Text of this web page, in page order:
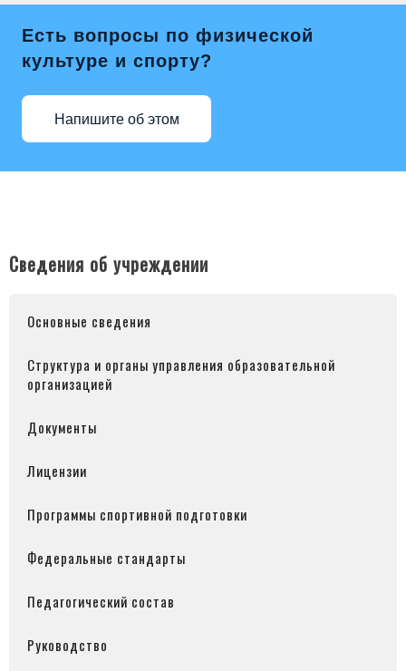
Есть вопросы по физической
культуре и спорту?
Напишите об этом
Сведения об учреждении
Основные сведения
Структура и органы управления образовательной
организацией
Документы
Лицензии
Программы спортивной подготовки
Федеральные стандарты
Педагогический состав
Руководство